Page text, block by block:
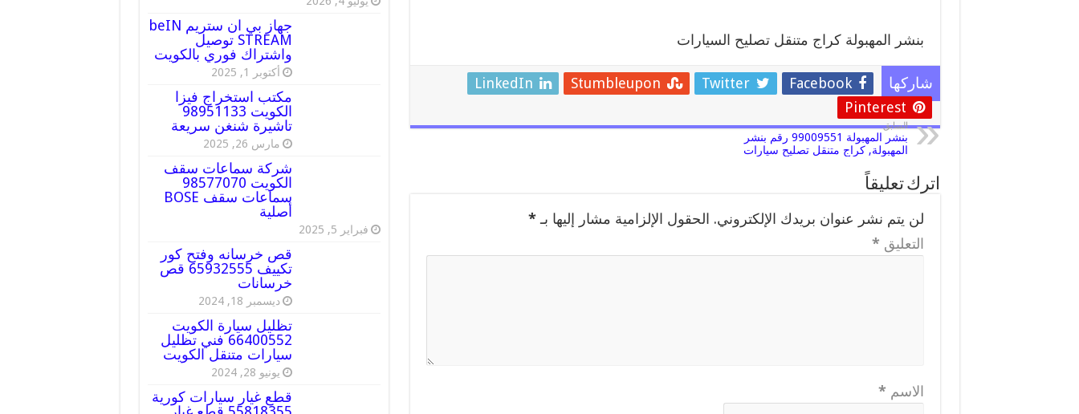
بنشر المهبولة كراج متنقل تصليح السيارات
شاركها Facebook
Twitter
Stumbleupon
LinkedIn
Pinterest
السابق
بنشر المهبولة 99009551 رقم بنشر
المهبولة, كراج متنقل تصليح سيارات
اترك تعليقاً
لن يتم نشر عنوان بريدك الإلكتروني. الحقول الإلزامية مشار إليها بـ*
التعليق *
الاسم *
جهاز بي ان ستريم beIN
STREAM توصيل
واشتراك فوري بالكويت
أكتوبر 1, 2025
مكتب استخراج فيزا
الكويت 98951133
تاشيرة شنغن سريعة
مارس 26, 2025
شركة سماعات سقف
الكويت 98577070
سماعات سقف BOSE
أصلية
فبراير 5, 2025
قص خرسانه وفتح كور
تكييف 65932555 قص
خرسانات
ديسمبر 18, 2024
تظليل سيارة الكويت
66400552 فني تظليل
سيارات متنقل الكويت
يونيو 28, 2024
قطع غيار سيارات كورية